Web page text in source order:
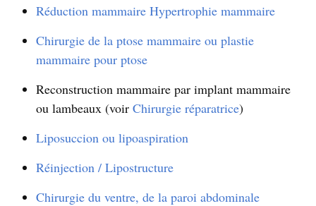
Réduction mammaire Hypertrophie mammaire
Chirurgie de la ptose mammaire ou plastie
mammaire pour ptose
Reconstruction mammaire par implant mammaire
ou lambeaux (voir Chirurgie réparatrice)
Liposuccion ou lipoaspiration
Réinjection / Lipostructure
Chirurgie du ventre, de la paroi abdominale